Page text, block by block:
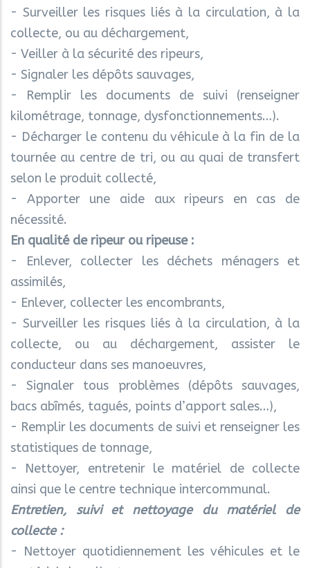
- Surveiller les risques liés à la circulation, à la
collecte, ou au déchargement,
- Veiller à la sécurité des ripeurs,
- Signaler les dépôts sauvages,
- Remplir les documents de suivi (renseigner
kilométrage, tonnage, dysfonctionnements…).
- Décharger le contenu du véhicule à la fin de la
tournée au centre de tri, ou au quai de transfert
selon le produit collecté,
- Apporter une aide aux ripeurs en cas de
nécessité.
En qualité de ripeur ou ripeuse :
- Enlever, collecter les déchets ménagers et
assimilés,
- Enlever, collecter les encombrants,
- Surveiller les risques liés à la circulation, à la
collecte, ou au déchargement, assister le
conducteur dans ses manoeuvres,
- Signaler tous problèmes (dépôts sauvages,
bacs abîmés, tagués, points d’apport sales…),
- Remplir les documents de suivi et renseigner les
statistiques de tonnage,
- Nettoyer, entretenir le matériel de collecte
ainsi que le centre technique intercommunal.
Entretien, suivi et nettoyage du matériel de
collecte :
- Nettoyer quotidiennement les véhicules et le